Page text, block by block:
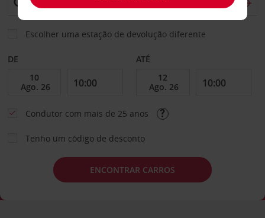
Escolher uma estação de devolução diferente
DE ATÉ
Condutor com mais de 25 anos
Tenho um código de desconto
ENCONTRAR CARROS